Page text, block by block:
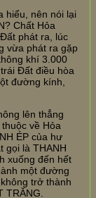
hiểu, nên nói lại
Chất Hỏa
phát ra, lúc
vừa phát ra gặp
khí 3.000
Đất điều hòa
đường kính,
lên thẳng
về Hỏa
ÉP của hư
gọi là THANH
xuống đến hết
một đường
trở thành
TRĂNG.